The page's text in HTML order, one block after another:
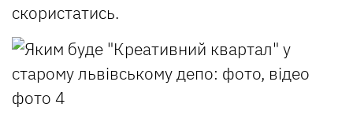
скористатись.